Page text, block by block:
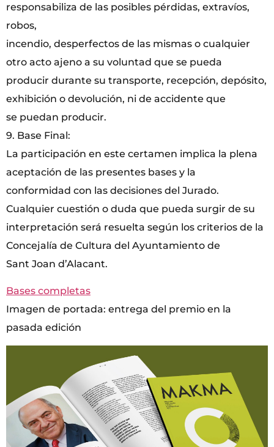
responsabiliza de las posibles pérdidas, extravíos,
robos,
incendio, desperfectos de las mismas o cualquier
otro acto ajeno a su voluntad que se pueda
producir durante su transporte, recepción, depósito,
exhibición o devolución, ni de accidente que
se puedan producir.
9. Base Final:
La participación en este certamen implica la plena
aceptación de las presentes bases y la
conformidad con las decisiones del Jurado.
Cualquier cuestión o duda que pueda surgir de su
interpretación será resuelta según los criterios de la
Concejalía de Cultura del Ayuntamiento de
Sant Joan d’Alacant.
Bases completas
Imagen de portada: entrega del premio en la
pasada edición